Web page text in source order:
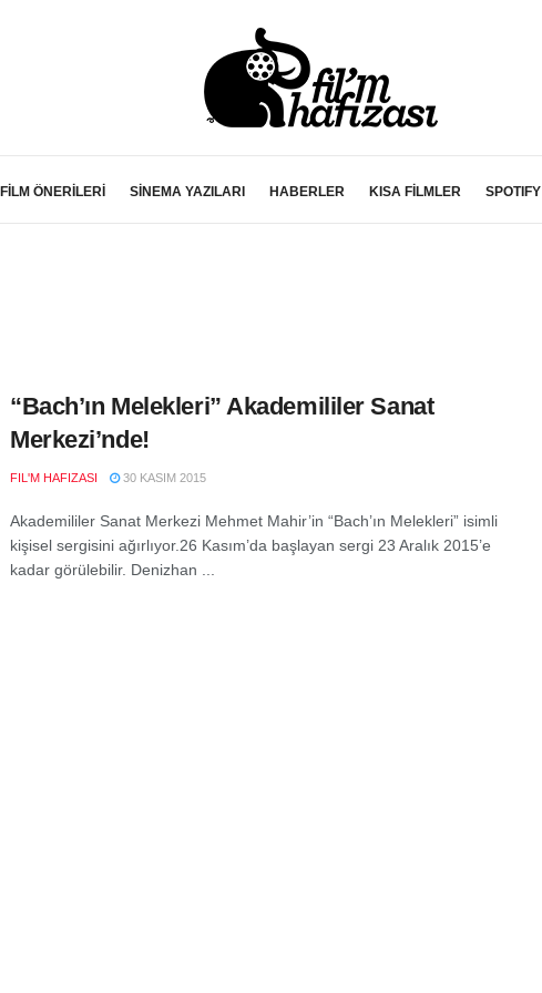
FİLM ÖNERİLERİ SİNEMA YAZILARI HABERLER KISA FİLMLER SPOTIFY
“Bach’ın Melekleri” Akademililer Sanat
Merkezi’nde!
FIL'M HAFIZASI 30 KASIM 2015
Akademililer Sanat Merkezi Mehmet Mahir’in “Bach’ın Melekleri” isimli
kişisel sergisini ağırlıyor.26 Kasım’da başlayan sergi 23 Aralık 2015’e
kadar görülebilir. Denizhan ...